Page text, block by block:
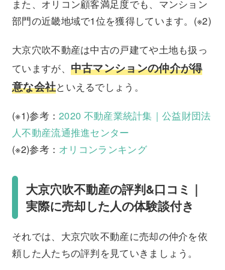
また、オリコン顧客満足度でも、マンション
部門の近畿地域で1位を獲得しています。(※2)
大京穴吹不動産は中古の戸建てや土地も扱っ
ていますが、 中古マンションの仲介が得
意な会社といえるでしょう。
(※1)参考：2020 不動産業統計集｜公益財団法
人不動産流通推進センター
(※2)参考： オリコンランキング
大京穴吹不動産の評判&口コミ｜
実際に売却した人の体験談付き
それでは、大京穴吹不動産に売却の仲介を依
頼した人たちの評判を見ていきましょう。